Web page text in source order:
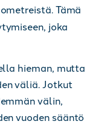
Tämä
joka
hieman, mutta
väliä. Jotkut
välin,
vuoden sääntö